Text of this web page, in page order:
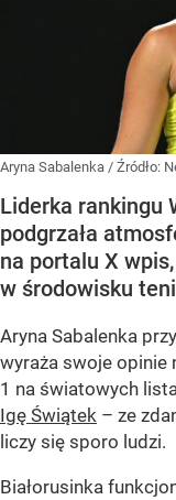
Aryna Sabalenka / Źródło:
Liderka rankingu
podgrzała
na portalu X
w środowisku
Aryna Sabalenka
wyraża swoje opinie
1 na światowych
Igę Świątek – ze
liczy się sporo ludzi.
Białorusinka